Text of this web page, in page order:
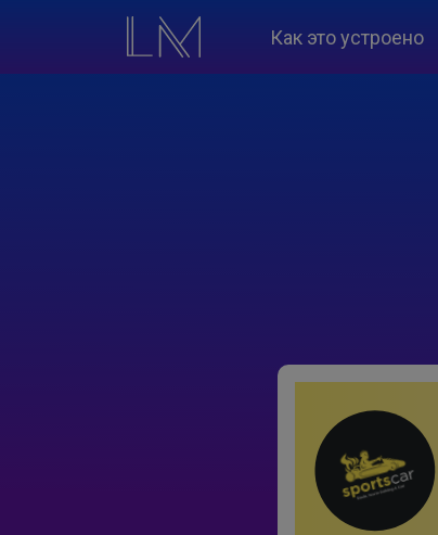
Как это устроено